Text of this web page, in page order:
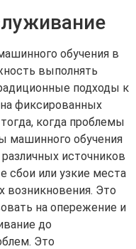
обучения в
выполнять
подходы к
фиксированных
когда проблемы
машинного обучения
источников
сбои или узкие места
возникновения. Это
на опережение и
до
Это